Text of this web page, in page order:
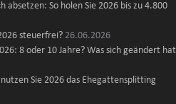
absetzen: So holen Sie 2026 bis zu 4.800
steuerfrei? 26.06.2026
8 oder 10 Jahre? Was sich geändert hat
Sie 2026 das Ehegattensplitting